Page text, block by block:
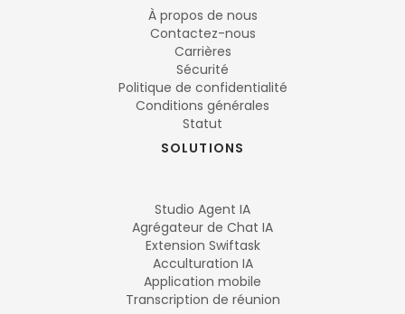
À propos de nous
Contactez-nous
Carrières
Sécurité
Politique de confidentialité
Conditions générales
Statut
SOLUTIONS
Studio Agent IA
Agrégateur de Chat IA
Extension Swiftask
Acculturation IA
Application mobile
Transcription de réunion